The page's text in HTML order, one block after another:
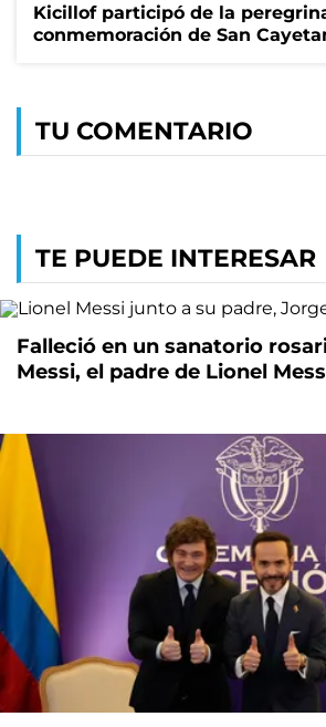
Kicillof participó de la
conmemoración de San
TU COMENTARIO
TE PUEDE INTERESAR
Falleció en un sanatorio
Messi, el padre de Lionel